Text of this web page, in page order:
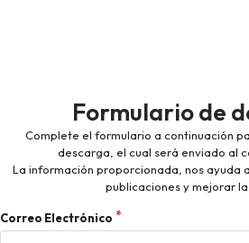
Formulario de
Complete el formulario a continuación
descarga, el cual será enviado al
La información proporcionada, nos ayuda
publicaciones y mejorar
Correo Electrónico